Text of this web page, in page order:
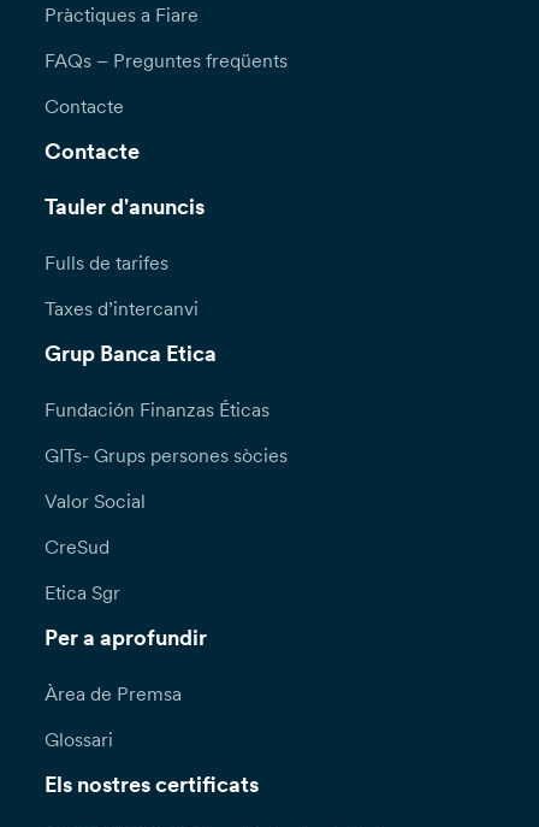
Pràctiques a Fiare
FAQs – Preguntes freqüents
Contacte
Contacte
Tauler d'anuncis
Fulls de tarifes
Taxes d’intercanvi
Grup Banca Etica
Fundación Finanzas Éticas
GITs- Grups persones sòcies
Valor Social
CreSud
Etica Sgr
Per a aprofundir
Àrea de Premsa
Glossari
Els nostres certificats